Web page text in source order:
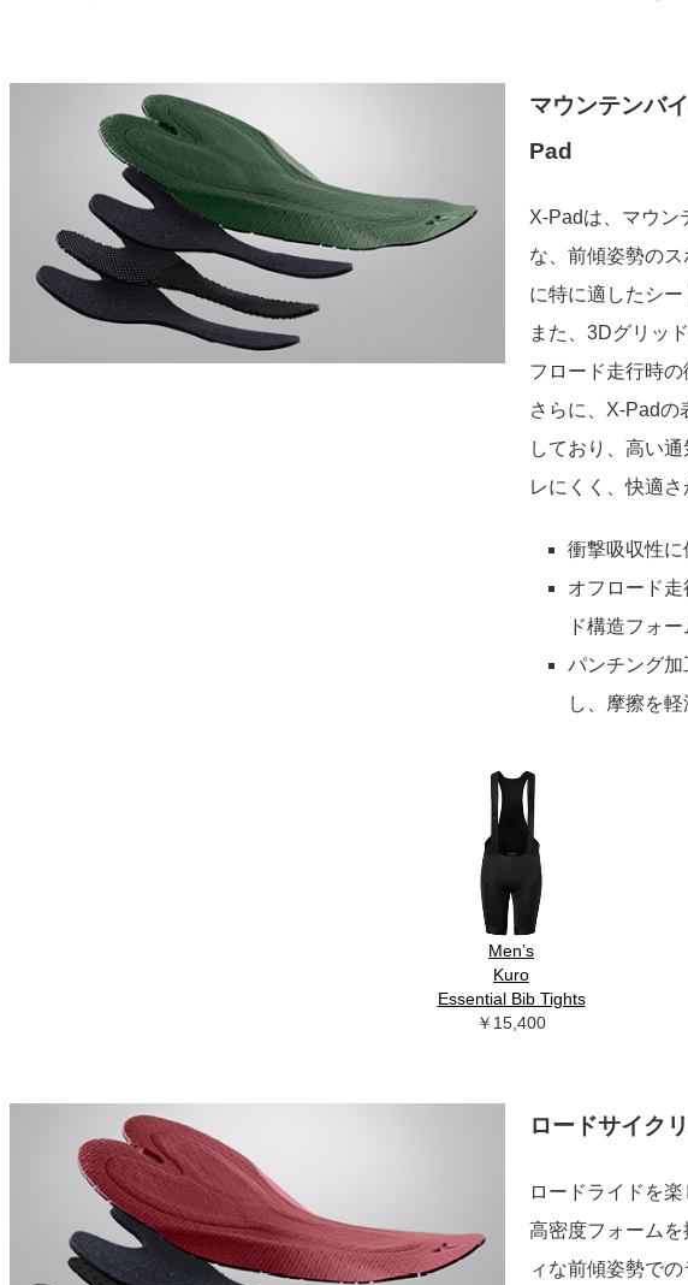
マウンテンバ
Pad
X-Padは、マウン
な、前傾姿勢の
に特に適したシー
また、3Dグリッ
フロード走行時の
さらに、X-Padの
しており、高い
レにくく、快適さ
衝撃吸収性
オフロード
ド構造フォー
パンチング
し、摩擦を軽
Men’s
Kuro
Essential Bib Tights
￥15,400
ロードサイク
ロードライドを
高密度フォーム
ィな前傾姿勢で